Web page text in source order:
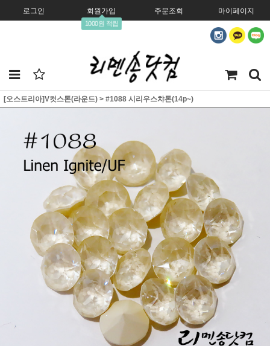
로그인 회원가입
1000원 적립
주문조회 마이페이지
[오스트리아]V컷스톤(라운드) > #1088 시리우스챠톤(14p~)